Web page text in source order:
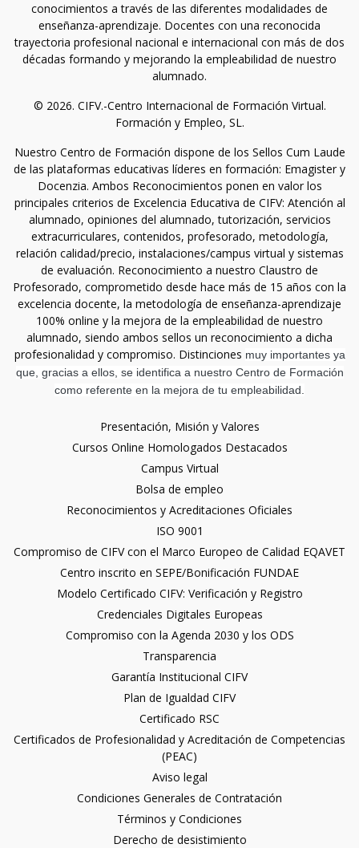
conocimientos a través de las diferentes modalidades de
enseñanza-aprendizaje. Docentes con una reconocida
trayectoria profesional nacional e internacional con más de dos
décadas formando y mejorando la empleabilidad de nuestro
alumnado.
© 2026. CIFV.-Centro Internacional de Formación Virtual.
Formación y Empleo, SL.
Nuestro Centro de Formación dispone de los Sellos Cum Laude
de las plataformas educativas líderes en formación: Emagister y
Docenzia. Ambos Reconocimientos ponen en valor los
principales criterios de Excelencia Educativa de CIFV: Atención al
alumnado, opiniones del alumnado, tutorización, servicios
extracurriculares, contenidos, profesorado, metodología,
relación calidad/precio, instalaciones/campus virtual y sistemas
de evaluación. Reconocimiento a nuestro Claustro de
Profesorado, comprometido desde hace más de 15 años con la
excelencia docente, la metodología de enseñanza-aprendizaje
100% online y la mejora de la empleabilidad de nuestro
alumnado, siendo ambos sellos un reconocimiento a dicha
profesionalidad y compromiso. Distinciones muy importantes ya
que, gracias a ellos, se identifica a nuestro Centro de Formación
como referente en la mejora de tu empleabilidad.
Presentación, Misión y Valores
Cursos Online Homologados Destacados
Campus Virtual
Bolsa de empleo
Reconocimientos y Acreditaciones Oficiales
ISO 9001
Compromiso de CIFV con el Marco Europeo de Calidad EQAVET
Centro inscrito en SEPE/Bonificación FUNDAE
Modelo Certificado CIFV: Verificación y Registro
Credenciales Digitales Europeas
Compromiso con la Agenda 2030 y los ODS
Transparencia
Garantía Institucional CIFV
Plan de Igualdad CIFV
Certificado RSC
Certificados de Profesionalidad y Acreditación de Competencias
(PEAC)
Aviso legal
Condiciones Generales de Contratación
Términos y Condiciones
Derecho de desistimiento